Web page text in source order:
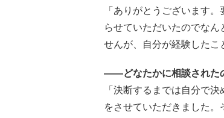
「ありがとうございます
らせていただいたのでな
せんが、自分が経験したこ
――どなたかに相談された
「決断するまでは自分で
をさせていただきました。